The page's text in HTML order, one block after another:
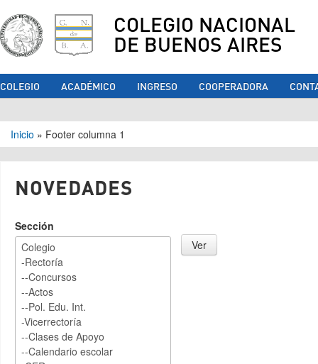
COLEGIO NACIONAL
DE BUENOS AIRES
COLEGIO ACADÉMICO INGRESO COOPERADORA
Se encuentra usted aquí
Inicio » Footer columna 1
NOVEDADES
Sección